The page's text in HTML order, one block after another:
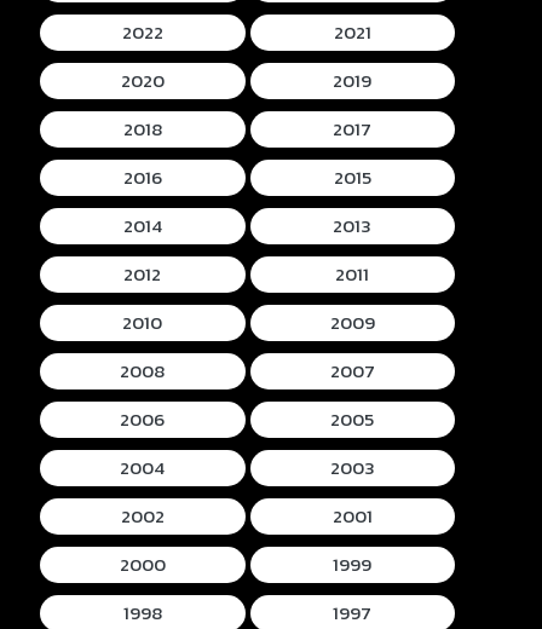
2022
2021
2020
2019
2018
2017
2016
2015
2014
2013
2012
2011
2010
2009
2008
2007
2006
2005
2004
2003
2002
2001
2000
1999
1998
1997